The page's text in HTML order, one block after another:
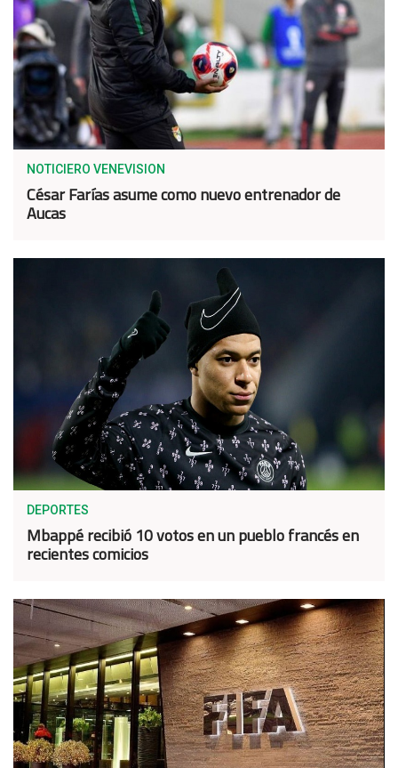
NOTICIERO VENEVISION
César Farías asume como nuevo entrenador de
Aucas
DEPORTES
Mbappé recibió 10 votos en un pueblo francés en
recientes comicios